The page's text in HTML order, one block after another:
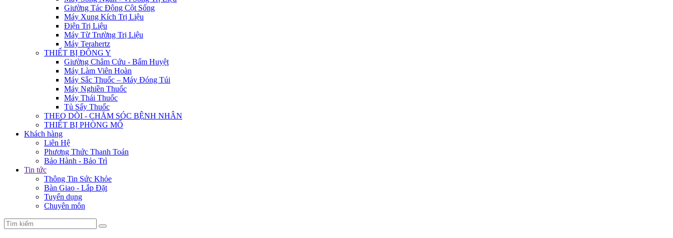
Giường Tác Động Cột Sống
Máy Xung Kích Trị Liệu
Điện Trị Liệu
Máy Từ Trường Trị Liệu
Máy Terahertz
THIẾT BỊ ĐÔNG Y
Giường Châm Cứu - Bấm Huyệt
Máy Làm Viên Hoàn
Máy Sắc Thuốc – Máy Đóng Túi
Máy Nghiền Thuốc
Máy Thái Thuốc
Tủ Sấy Thuốc
THEO DÕI - CHĂM SÓC BỆNH NHÂN
THIẾT BỊ PHÒNG MỔ
Khách hàng
Liên Hệ
Phương Thức Thanh Toán
Bảo Hành - Bảo Trì
Tin tức
Thông Tin Sức Khỏe
Bàn Giao - Lắp Đặt
Tuyển dụng
Chuyên môn